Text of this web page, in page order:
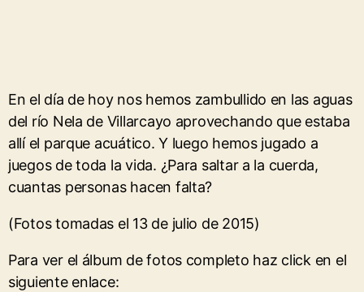
En el día de hoy nos hemos zambullido en las aguas
del río Nela de Villarcayo aprovechando que estaba
allí el parque acuático. Y luego hemos jugado a
juegos de toda la vida. ¿Para saltar a la cuerda,
cuantas personas hacen falta?
(Fotos tomadas el 13 de julio de 2015)
Para ver el álbum de fotos completo haz click en el
siguiente enlace: